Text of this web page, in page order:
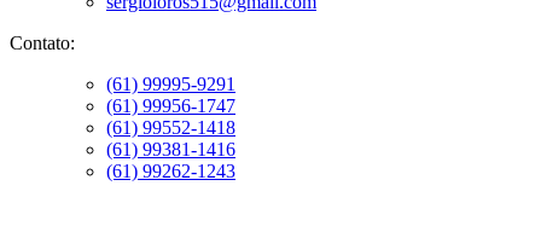
Contato:
(61) 99995-9291
(61) 99956-1747
(61) 99552-1418
(61) 99381-1416
(61) 99262-1243